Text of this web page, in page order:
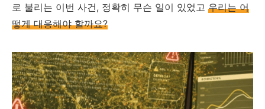
로 불리는 이번 사건, 정확히 무슨 일이 있었고 우리는 어
떻게 대응해야 할까요?